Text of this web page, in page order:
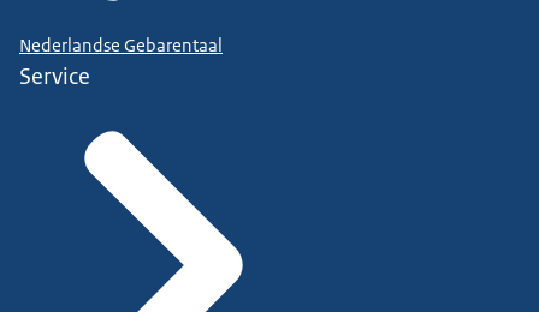
Nederlandse Gebarentaal
Service